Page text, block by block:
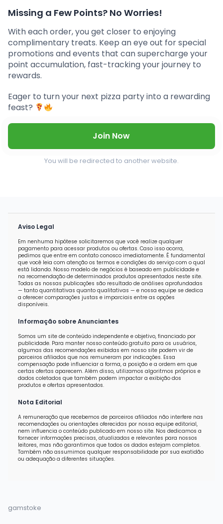
Missing a Few Points? No Worries!
With each order, you get closer to enjoying
complimentary treats. Keep an eye out for special
promotions and events that can supercharge your
point accumulation, fast-tracking your journey to
rewards.
Eager to turn your next pizza party into a rewarding
feast?
Join Now
You will be redirected to another website.
Aviso Legal
Em nenhuma hipótese solicitaremos que você realize qualquer
pagamento para acessar produtos ou ofertas. Caso isso ocorra,
pedimos que entre em contato conosco imediatamente. É fundamental
que você leia com atenção os termos e condições do serviço com o qual
está lidando. Nosso modelo de negócios é baseado em publicidade e
na recomendação de determinados produtos apresentados neste site.
Todas as nossas publicações são resultado de análises aprofundadas
— tanto quantitativas quanto qualitativas — e nossa equipe se dedica
a oferecer comparações justas e imparciais entre as opções
disponíveis.
Informação sobre Anunciantes
Somos um site de conteúdo independente e objetivo, financiado por
publicidade. Para manter nosso conteúdo gratuito para os usuários,
algumas das recomendações exibidas em nosso site podem vir de
parceiros afiliados que nos remuneram por indicações. Essa
compensação pode influenciar a forma, a posição e a ordem em que
certas ofertas aparecem. Além disso, utilizamos algoritmos próprios e
dados coletados que também podem impactar a exibição dos
produtos e ofertas apresentados.
Nota Editorial
A remuneração que recebemos de parceiros afiliados não interfere nas
recomendações ou orientações oferecidas por nossa equipe editorial,
nem influencia o conteúdo publicado em nosso site. Nos dedicamos a
fornecer informações precisas, atualizadas e relevantes para nossos
leitores, mas não garantimos que todos os dados estejam completos.
Também não assumimos qualquer responsabilidade por sua exatidão
ou adequação a diferentes situações.
gamstoke